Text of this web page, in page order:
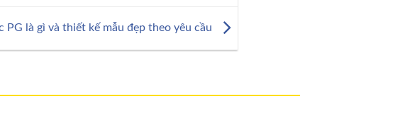
PG là gì và thiết kế mẫu đẹp theo yêu cầu